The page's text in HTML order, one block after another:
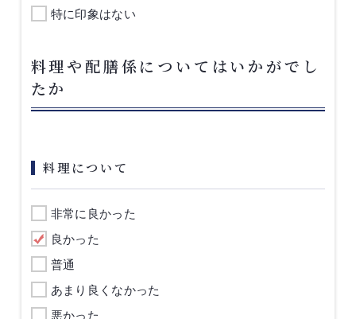
特に印象はない
料理や配膳係についてはいかがでし
たか
料理について
非常に良かった
良かった
普通
あまり良くなかった
悪かった